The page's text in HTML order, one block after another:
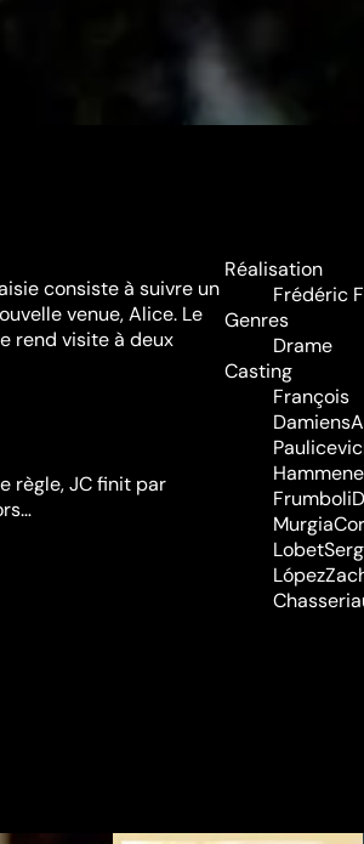
consiste à suivre un
venue, Alice. Le
rend visite à deux
règle, JC finit par
Réalisation
Frédéric
Genres
Drame
Casting
François
Damiens
Frumboli
Murgia
Lobet
López